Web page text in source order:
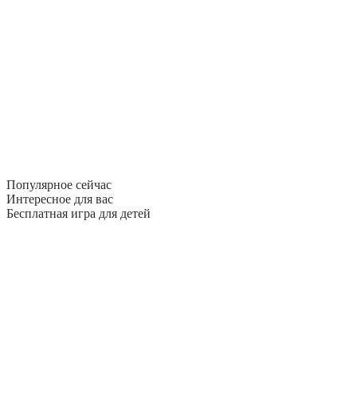
Популярное сейчас
Интересное для вас
Бесплатная игра для детей